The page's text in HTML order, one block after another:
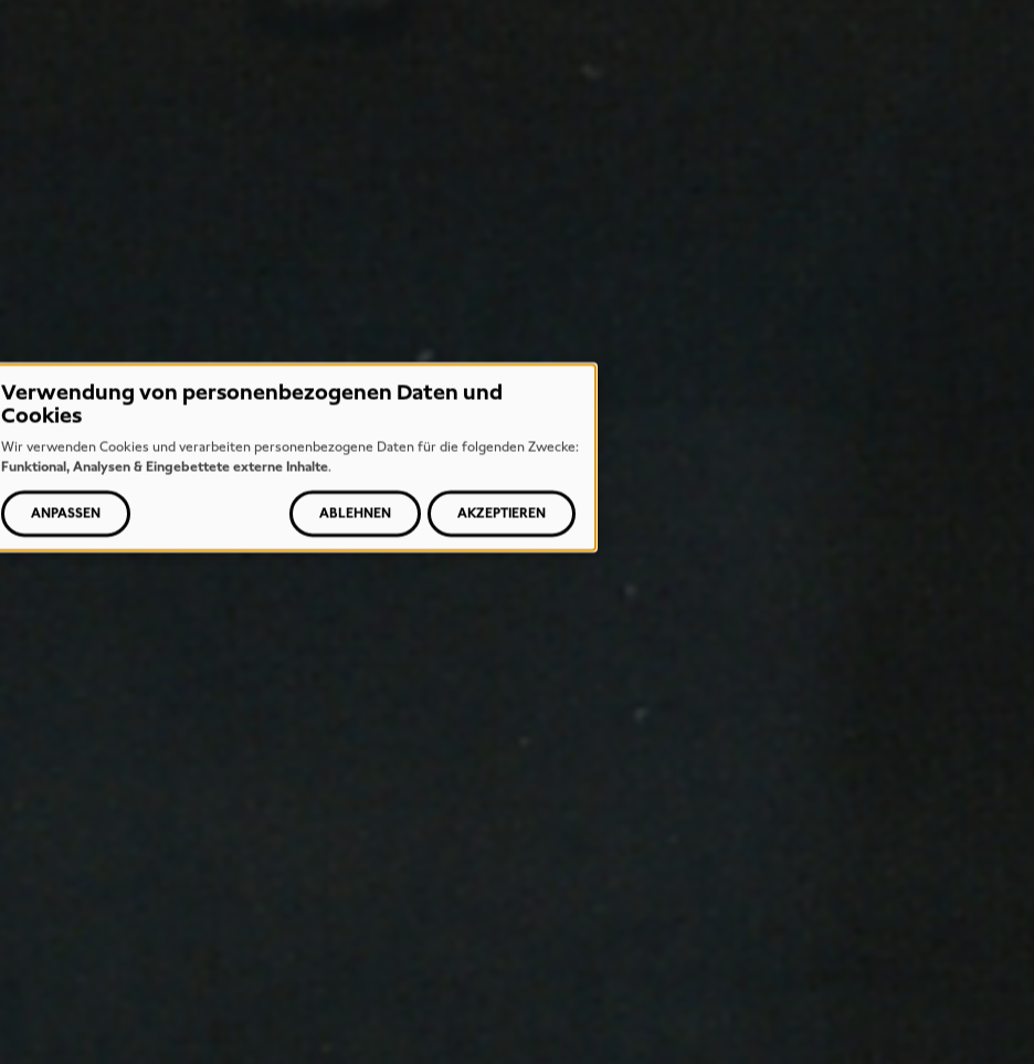
Verwendung von personenbezogenen Daten und
Cookies
Wir verwenden Cookies und verarbeiten personenbezogene Daten für die folgenden Zwecke:
Funktional, Analysen & Eingebettete externe Inhalte.
ANPASSEN ABLEHNEN AKZEPTIEREN